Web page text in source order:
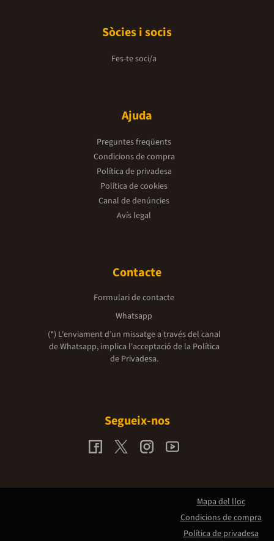
Sòcies i socis
Fes-te soci/a
Ajuda
Preguntes freqüents
Condicions de compra
Política de privadesa
Política de cookies
Canal de denúncies
Avís legal
Contacte
Formulari de contacte
Whatsapp
(*) L'enviament d’un missatge a través del canal
de Whatsapp, implica l'acceptació de la Política
de Privadesa.
Segueix-nos
Mapa del lloc
Condicions de compra
Política de privadesa